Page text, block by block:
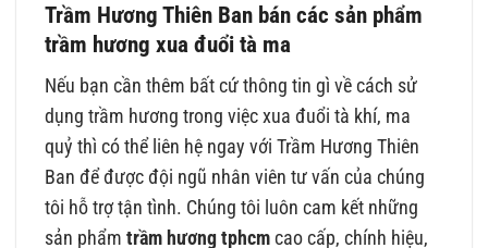
Trầm Hương Thiên Ban bán các sản phẩm
trầm hương xua đuổi tà ma
Nếu bạn cần thêm bất cứ thông tin gì về cách sử
dụng trầm hương trong việc xua đuổi tà khí, ma
quỷ thì có thể liên hệ ngay với Trầm Hương Thiên
Ban để được đội ngũ nhân viên tư vấn của chúng
tôi hỗ trợ tận tình. Chúng tôi luôn cam kết những
sản phẩmtrầm hương tphcm cao cấp, chính hiệu,